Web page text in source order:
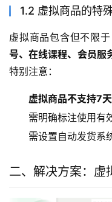
1.2 虚拟商品的特
虚拟商品包含但不限于
号、在线课程、会员服
特别注意：
虚拟商品不支持7
需明确标注使用有
需设置自动发货系
二、解决方案：虚